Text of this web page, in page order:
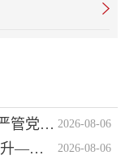
2026-08-06
市公安局党委专题研究全面从严管党治警工作
2026-08-06
头雁领航强根基 交叉互检促提升——市交通执法支队常态化开展“四互”检查打造党建“强引擎”